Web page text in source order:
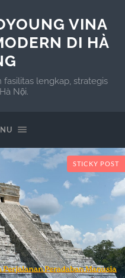
VINA
DI HÀ
lengkap, strategis
Nội.
STICKY POST